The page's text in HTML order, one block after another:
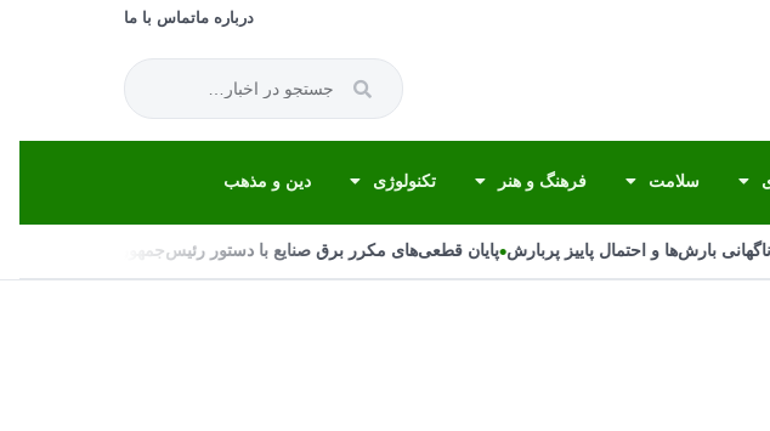
درباره ماتماس با ما
سلامت فرهنگ و هنر تکنولوژی دین و مذهب
بارش‌ها و احتمال پاییز پربارش•پایان قطعی‌های مکرر برق صنایع با دستور رئیس‌جمهور